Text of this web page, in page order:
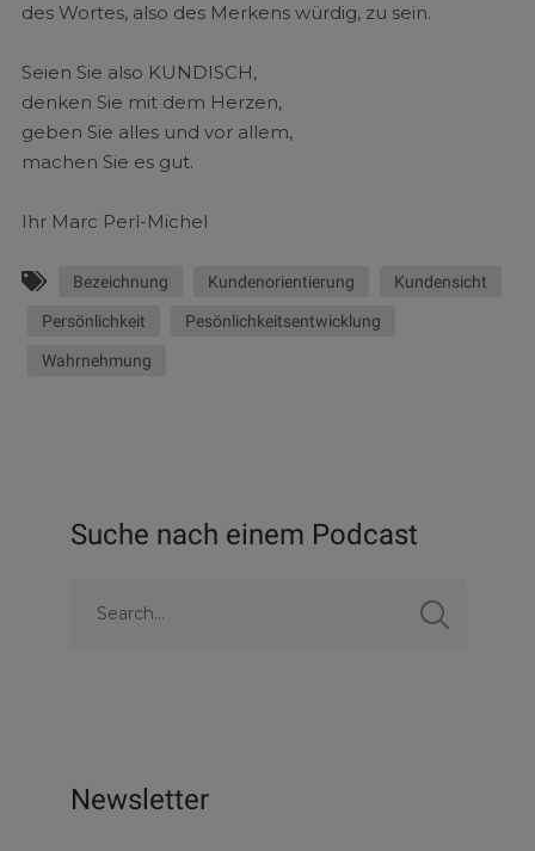
des Wortes, also des Merkens würdig, zu sein.
Seien Sie also KUNDISCH,
denken Sie mit dem Herzen,
geben Sie alles und vor allem,
machen Sie es gut.
Ihr Marc Perl-Michel
Bezeichnung Kundenorientierung Kundensicht
Persönlichkeit Pesönlichkeitsentwicklung
Wahrnehmung
Suche nach einem Podcast
Newsletter